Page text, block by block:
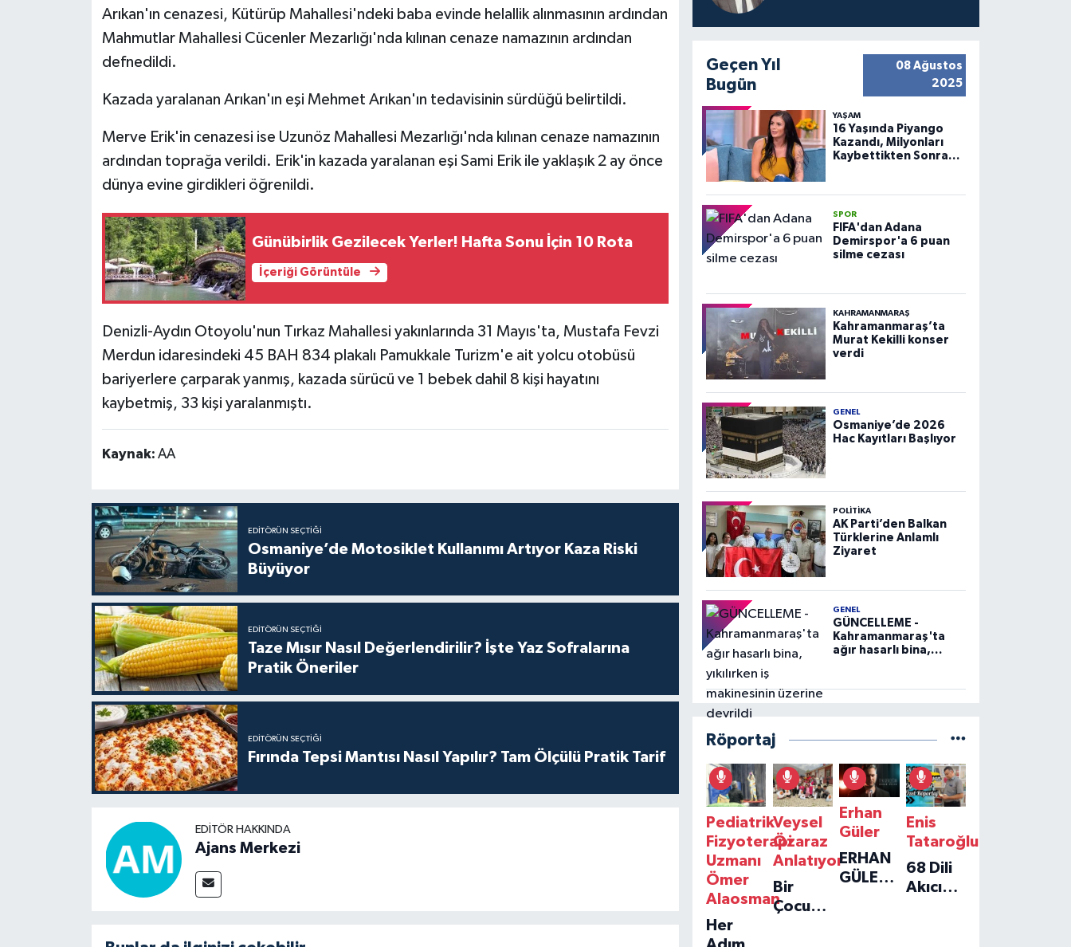
Arıkan'ın cenazesi, Kütürüp Mahallesi'ndeki baba evinde helallik alınmasının ardından
Mahmutlar Mahallesi Cücenler Mezarlığı'nda kılınan cenaze namazının ardından
defnedildi.
Kazada yaralanan Arıkan'ın eşi Mehmet Arıkan'ın tedavisinin sürdüğü belirtildi.
Merve Erik'in cenazesi ise Uzunöz Mahallesi Mezarlığı'nda kılınan cenaze namazının
ardından toprağa verildi. Erik'in kazada yaralanan eşi Sami Erik ile yaklaşık 2 ay önce
dünya evine girdikleri öğrenildi.
Günübirlik Gezilecek Yerler! Hafta Sonu İçin 10 Rota
İçeriği Görüntüle
Denizli-Aydın Otoyolu'nun Tırkaz Mahallesi yakınlarında 31 Mayıs'ta, Mustafa Fevzi
Merdun idaresindeki 45 BAH 834 plakalı Pamukkale Turizm'e ait yolcu otobüsü
bariyerlere çarparak yanmış, kazada sürücü ve 1 bebek dahil 8 kişi hayatını
kaybetmiş, 33 kişi yaralanmıştı.
Kaynak: AA
EDITÖRÜN SEÇTIĞI
Osmaniye’de Motosiklet Kullanımı Artıyor Kaza Riski
Büyüyor
EDITÖRÜN SEÇTIĞI
Taze Mısır Nasıl Değerlendirilir? İşte Yaz Sofralarına
Pratik Öneriler
EDITÖRÜN SEÇTIĞI
Fırında Tepsi Mantısı Nasıl Yapılır? Tam Ölçülü Pratik Tarif
EDITÖR HAKKINDA
Ajans Merkezi
Geçen Yıl
Bugün
08 Ağustos
2025
YAŞAM
16 Yaşında Piyango
Kazandı, Milyonları
Kaybettikten Sonra
SPOR
FIFA'dan Adana
Demirspor'a 6 puan
silme cezası
KAHRAMANMARAŞ
Kahramanmaraş’ta
Murat Kekilli konser
verdi
GENEL
Osmaniye’de 2026
Hac Kayıtları Başlıyor
POLITIKA
AK Parti’den Balkan
Türklerine Anlamlı
Ziyaret
GENEL
GÜNCELLEME -
Kahramanmaraş'ta
ağır hasarlı bina,
devrildi
Röportaj
Pediatrik
Fizyoterapi
Uzmanı
Ömer
Alaosman
Her
Veysel
Özaraz
Anlatıyor
Bir
Çocuğun
Erhan
Güler
ERHAN
GÜLER'IN
Enis
Tataroğlu
68 Dili
Akıcı